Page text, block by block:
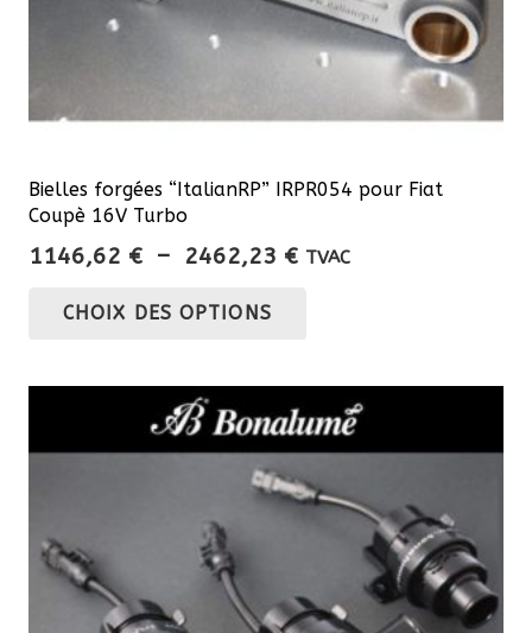
Bielles forgées “ItalianRP” IRPR054 pour Fiat
Coupè 16V Turbo
1146,62 € – 2462,23 €Plage
2462,23 €
TVAC
CHOIX DES OPTIONS
plusieurs
variations.
Les
options
peuvent
choisies
sur